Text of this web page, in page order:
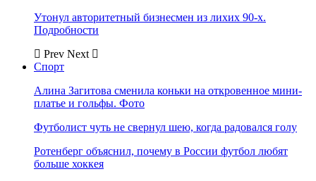
Утонул авторитетный бизнесмен из лихих 90-х.
Подробности
Prev Next
Спорт
Алина Загитова сменила коньки на откровенное мини-
платье и гольфы. Фото
Футболист чуть не свернул шею, когда радовался голу
Ротенберг объяснил, почему в России футбол любят
больше хоккея